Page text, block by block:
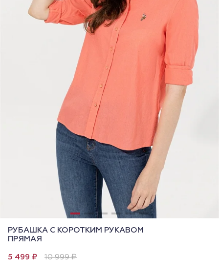
РУБАШКА С КОРОТКИМ РУКАВОМ
ПРЯМАЯ
5 499 ₽ 10 999 ₽